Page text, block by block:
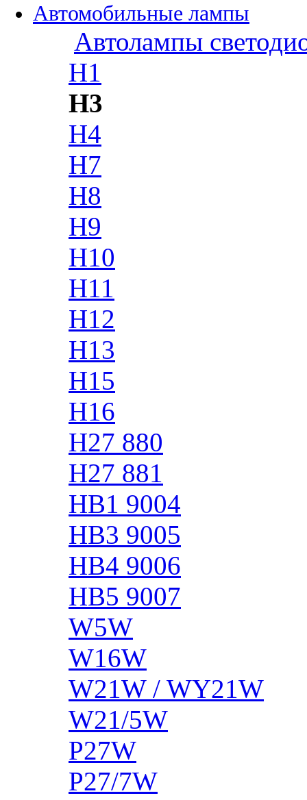
Автомобильные лампы
Автолампы
H1
H3
H4
H7
H8
H9
H10
H11
H12
H13
H15
H16
H27 880
H27 881
HB1 9004
HB3 9005
HB4 9006
HB5 9007
W5W
W16W
W21W / WY21W
W21/5W
P27W
P27/7W